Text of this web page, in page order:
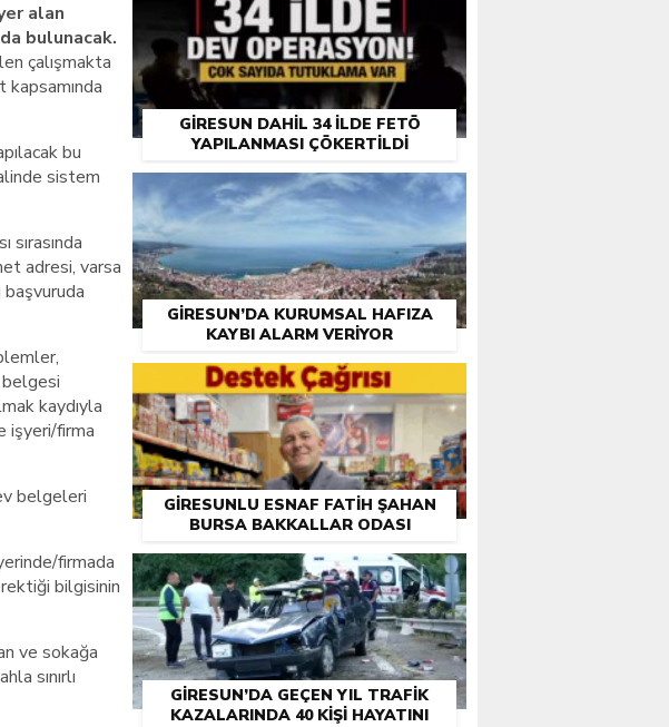
alan
bulunacak.
çalışmakta
bu
sistem
sırasında
adresi, varsa
başvuruda
kaydıyla
işyeri/firma
belgeleri
firmada
bilgisinin
ve sokağa
sınırlı
GIRESUN DAHIL 34 ILDE FETÖ
YAPILANMASI ÇÖKERTILDI
GIRESUN’DA KURUMSAL HAFIZA
KAYBI ALARM VERIYOR
GIRESUNLU ESNAF FATIH ŞAHAN
BURSA BAKKALLAR ODASI
GIRESUN’DA GEÇEN YIL TRAFIK
KAZALARINDA 40 KIŞI HAYATINI